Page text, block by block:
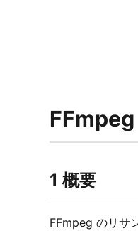
FFmpeg
1 概要
FFmpeg のリサ